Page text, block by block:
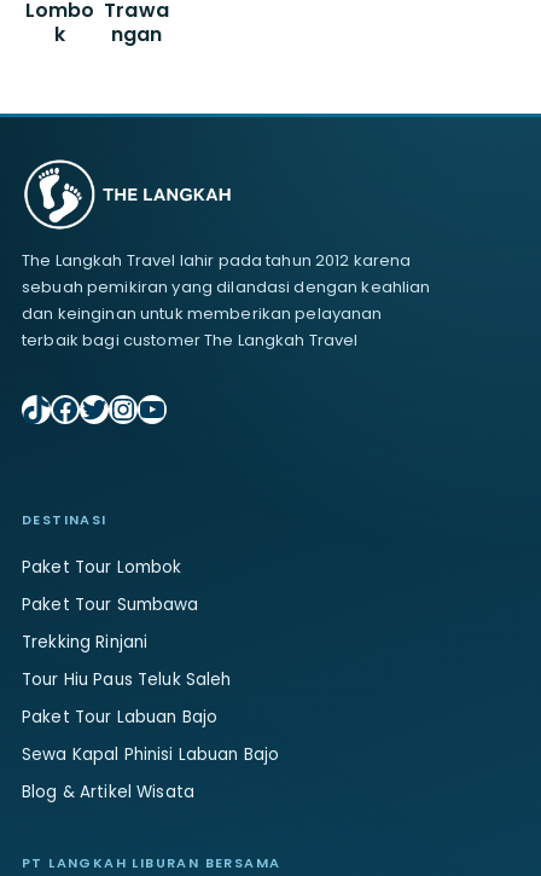
Lombo
k
Trawa
ngan
The Langkah Travel lahir pada tahun 2012 karena
sebuah pemikiran yang dilandasi dengan keahlian
dan keinginan untuk memberikan pelayanan
terbaik bagi customer The Langkah Travel
TikTok
Facebook
Twitter
Instagram
YouTube
DESTINASI
Paket Tour Lombok
Paket Tour Sumbawa
Trekking Rinjani
Tour Hiu Paus Teluk Saleh
Paket Tour Labuan Bajo
Sewa Kapal Phinisi Labuan Bajo
Blog & Artikel Wisata
PT LANGKAH LIBURAN BERSAMA